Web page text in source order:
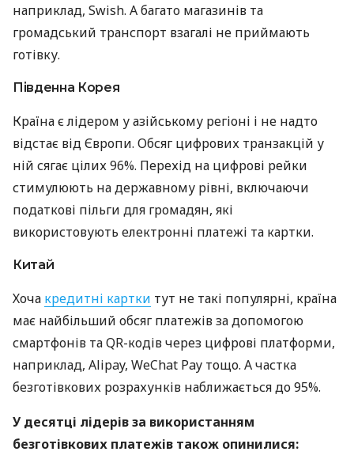
наприклад, Swish. А багато магазинів та
громадський транспорт взагалі не приймають
готівку.
Південна Корея
Країна є лідером у азійському регіоні і не надто
відстає від Європи. Обсяг цифрових транзакцій у
ній сягає цілих 96%. Перехід на цифрові рейки
стимулюють на державному рівні, включаючи
податкові пільги для громадян, які
використовують електронні платежі та картки.
Китай
Хоча кредитні картки тут не такі популярні, країна
має найбільший обсяг платежів за допомогою
смартфонів та QR-кодів через цифрові платформи,
наприклад, Alipay, WeChat Pay тощо. А частка
безготівкових розрахунків наближається до 95%.
У десятці лідерів за використанням
безготівкових платежів також опинилися: